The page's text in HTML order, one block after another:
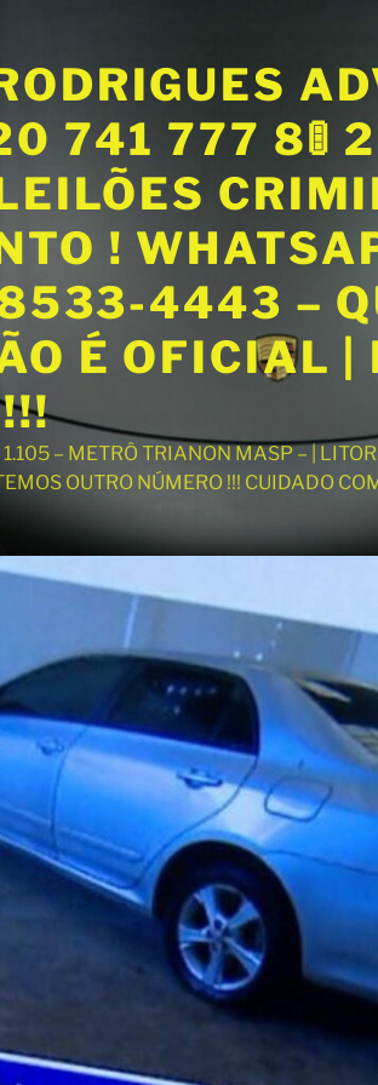
741 777 8🚦
!
4443 –
É OFICIAL |
– METRÔ TRIANON MASP – |
OUTRO NÚMERO !!! CUIDADO